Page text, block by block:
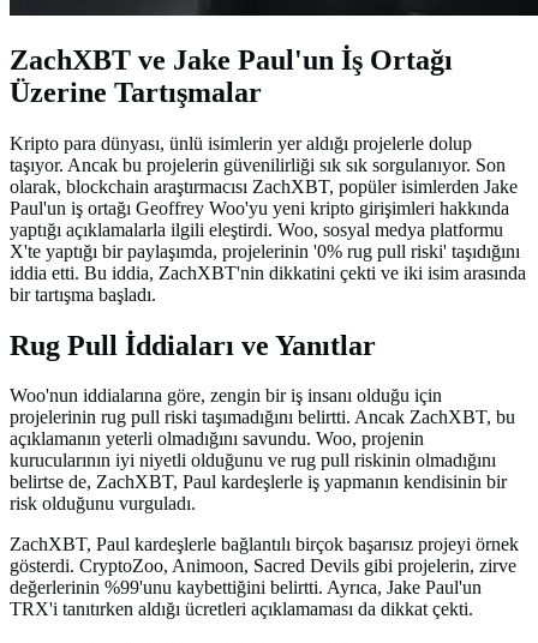
ZachXBT ve Jake Paul'un İş Ortağı
Üzerine Tartışmalar
Kripto para dünyası, ünlü isimlerin yer aldığı projelerle dolup
taşıyor. Ancak bu projelerin güvenilirliği sık sık sorgulanıyor. Son
olarak, blockchain araştırmacısı ZachXBT, popüler isimlerden Jake
Paul'un iş ortağı Geoffrey Woo'yu yeni kripto girişimleri hakkında
yaptığı açıklamalarla ilgili eleştirdi. Woo, sosyal medya platformu
X'te yaptığı bir paylaşımda, projelerinin '0% rug pull riski' taşıdığını
iddia etti. Bu iddia, ZachXBT'nin dikkatini çekti ve iki isim arasında
bir tartışma başladı.
Rug Pull İddiaları ve Yanıtlar
Woo'nun iddialarına göre, zengin bir iş insanı olduğu için
projelerinin rug pull riski taşımadığını belirtti. Ancak ZachXBT, bu
açıklamanın yeterli olmadığını savundu. Woo, projenin
kurucularının iyi niyetli olduğunu ve rug pull riskinin olmadığını
belirtse de, ZachXBT, Paul kardeşlerle iş yapmanın kendisinin bir
risk olduğunu vurguladı.
ZachXBT, Paul kardeşlerle bağlantılı birçok başarısız projeyi örnek
gösterdi. CryptoZoo, Animoon, Sacred Devils gibi projelerin, zirve
değerlerinin %99'unu kaybettiğini belirtti. Ayrıca, Jake Paul'un
TRX'i tanıtırken aldığı ücretleri açıklamaması da dikkat çekti.